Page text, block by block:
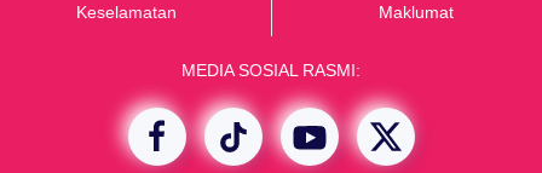
Keselamatan
Maklumat
MEDIA SOSIAL RASMI: